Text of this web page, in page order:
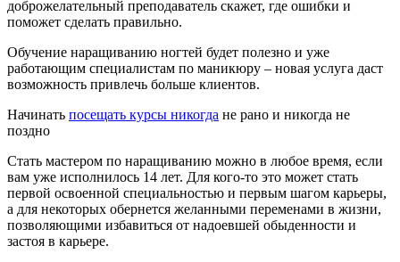
доброжелательный преподаватель скажет, где ошибки и
поможет сделать правильно.
Обучение наращиванию ногтей будет полезно и уже
работающим специалистам по маникюру – новая услуга даст
возможность привлечь больше клиентов.
Начинать посещать курсы никогда не рано и никогда не
поздно
Стать мастером по наращиванию можно в любое время, если
вам уже исполнилось 14 лет. Для кого-то это может стать
первой освоенной специальностью и первым шагом карьеры,
а для некоторых обернется желанными переменами в жизни,
позволяющими избавиться от надоевшей обыденности и
застоя в карьере.